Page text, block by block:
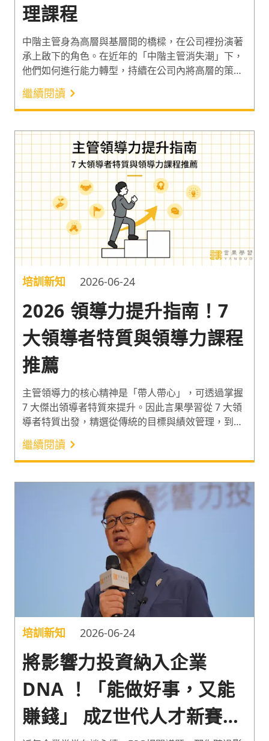
理課程
中階主管身為高層與基層間的橋樑，在公司裡扮演著
承上啟下的角色。在近年的「中階主管消失潮」下，
他們如何進行能力轉型，持續在公司內將高層的策略
目標轉化為可執行的計劃，是企業提升績效的關鍵！
因此以下整理 2026 年中階主管必備的 5 大能力，並
推薦相對應的客製化實體工作坊，與學習時間彈性的
線上課程，幫企業快速提升中階主管能力！
繼續閱讀
培訓新知 2026-06-24
2026 領導力提升指南！7
大領導者特質與領導力課程
推薦
主管領導力的核心精神是「帶人帶心」，可透過掌握
7 大傑出領導者特質來提升。因此言果學習從 7 大領
導者特質出發，精選從傳統的目標與績效管理，到
2026 年必修的跨世代溝通等領導力課程，讓企業能
精準提升不同階層主管的領導力！
繼續閱讀
培訓新知 2026-06-24
將影響力投資納入企業
DNA ！「能做好事，又能
賺錢」 成Z世代人才新賽局